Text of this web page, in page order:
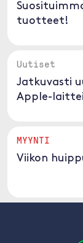
tuotteet!
Uutiset
Jatkuvasti
Apple-
MYYNTI
Viikon